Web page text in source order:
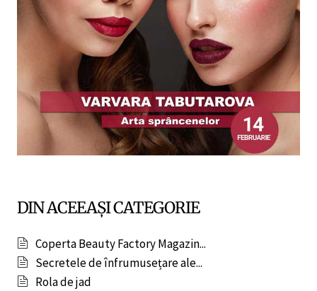
DIN ACEEAȘI CATEGORIE
Coperta Beauty Factory Magazin...
Secretele de înfrumusețare ale...
Rola de jad